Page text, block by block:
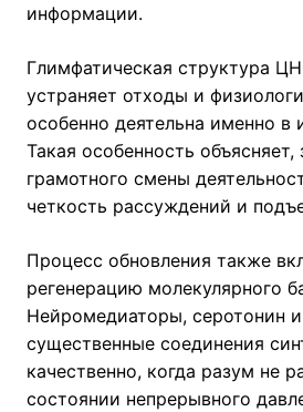
информации.
Глимфатическая структура
устраняет отходы и
особенно деятельна именно в
Такая особенность объясняет,
грамотного смены
четкость рассуждений и
Процесс обновления также
регенерацию молекулярного
Нейромедиаторы, серотонин
существенные соединения
качественно, когда разум не
состоянии непрерывного